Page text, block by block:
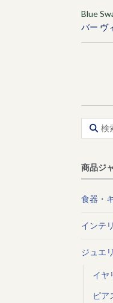
Blue
バー ヴ
索:
商品ジ
食器・
インテ
ジュエ
イヤ
ピア